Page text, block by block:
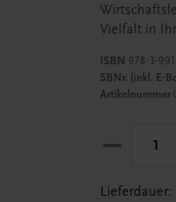
Vielfalt in
ISBN 978-3-
SBNr. (inkl. E-
Artikelnummer